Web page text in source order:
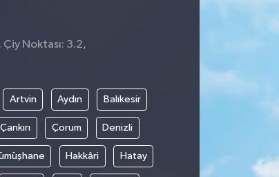
Çiy Noktası: 3.2,
Artvin Aydın Balıkesir
Çankırı Çorum Denizli
Hakkâri Hatay